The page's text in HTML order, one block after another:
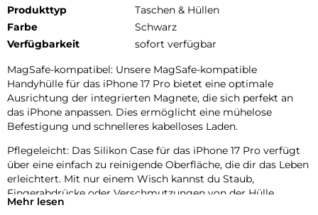
Produkttyp
Taschen & Hüllen
Farbe
Schwarz
Verfügbarkeit
sofort verfügbar
MagSafe-kompatibel: Unsere MagSafe-kompatible
Handyhülle für das iPhone 17 Pro bietet eine optimale
Ausrichtung der integrierten Magnete, die sich perfekt an
das iPhone anpassen. Dies ermöglicht eine mühelose
Befestigung und schnelleres kabelloses Laden.
Pflegeleicht: Das Silikon Case für das iPhone 17 Pro verfügt
über eine einfach zu reinigende Oberfläche, die dir das Leben
erleichtert. Mit nur einem Wisch kannst du Staub,
Fingerabdrücke oder Verschmutzungen von der Hülle
entfernen und sie wieder in neuem Glanz erstrahlen lassen.
Mehr lesen